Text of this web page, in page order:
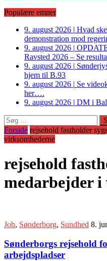
Populære emner
9. august 2026 | Hvad
demonstration mod
9. august 2026 |
Ravsted 2026 – Se
9. august 2026 |
hjem til B.93
9. august 2026 | Se
her….
9. august 2026 | DM i
Søg
efter:
Forside rejsehold fastholder
virksomhederne
rejsehold
medarbejder i
Job, Sønderborg, Sundhed 8.
Sønderborgs rejsehold
arbejdspladser